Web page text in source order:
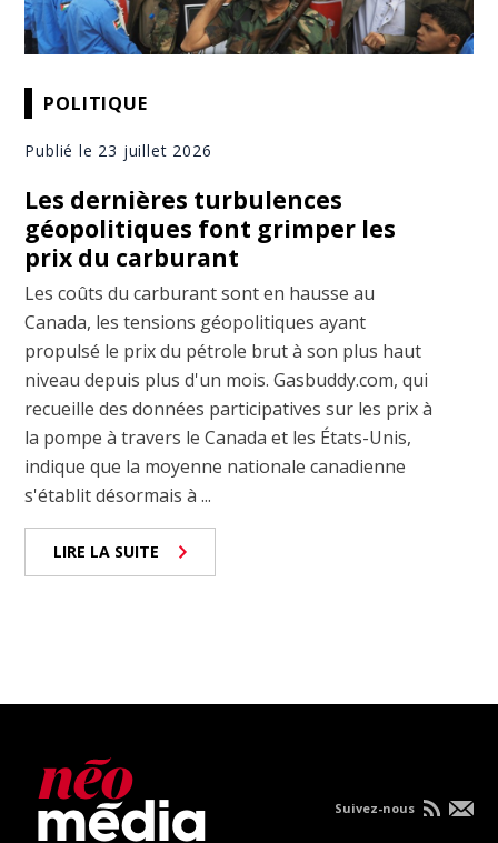
POLITIQUE
Publié le 23 juillet 2026
Les dernières turbulences
géopolitiques font grimper les
prix du carburant
Les coûts du carburant sont en hausse au
Canada, les tensions géopolitiques ayant
propulsé le prix du pétrole brut à son plus haut
niveau depuis plus d'un mois. Gasbuddy.com, qui
recueille des données participatives sur les prix à
la pompe à travers le Canada et les États-Unis,
indique que la moyenne nationale canadienne
s'établit désormais à ...
LIRE LA SUITE
Suivez-nous